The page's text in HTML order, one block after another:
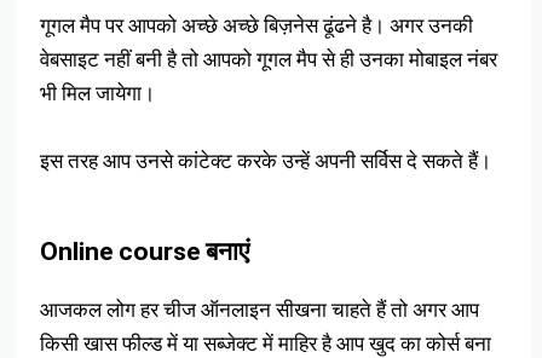
गूगल मैप पर आपको अच्छे अच्छे बिज़नेस ढूंढने है। अगर उनकी
वेबसाइट नहीं बनी है तो आपको गूगल मैप से ही उनका मोबाइल नंबर
भी मिल जायेगा।
इस तरह आप उनसे कांटेक्ट करके उन्हें अपनी सर्विस दे सकते हैं।
Online course बनाएं
आजकल लोग हर चीज ऑनलाइन सीखना चाहते हैं तो अगर आप
किसी खास फील्ड में या सब्जेक्ट में माहिर है आप खुद का कोर्स बना